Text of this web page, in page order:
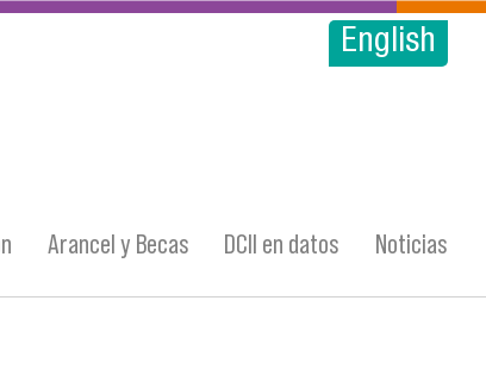
English
Arancel y Becas DCII en datos Noticias